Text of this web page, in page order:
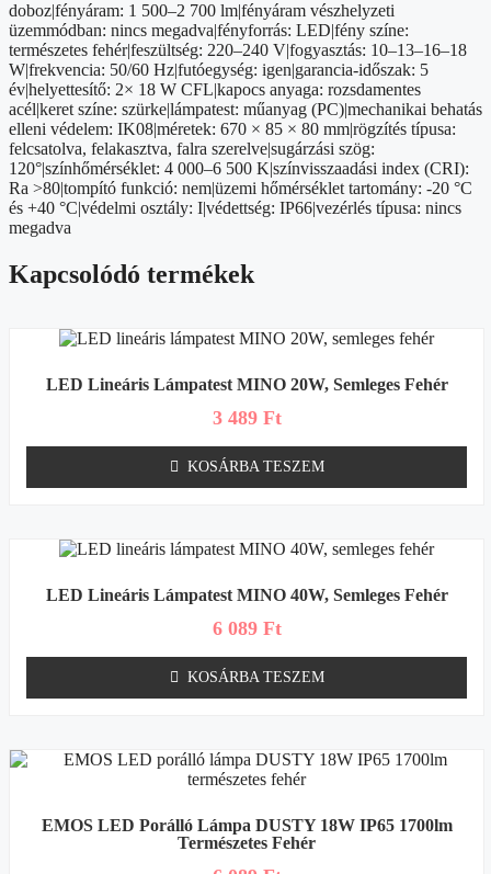
doboz|fényáram: 1 500–2 700 lm|fényáram vészhelyzeti
üzemmódban: nincs megadva|fényforrás: LED|fény színe:
természetes fehér|feszültség: 220–240 V|fogyasztás: 10–13–16–18
W|frekvencia: 50/60 Hz|futóegység: igen|garancia-időszak: 5
év|helyettesítő: 2× 18 W CFL|kapocs anyaga: rozsdamentes
acél|keret színe: szürke|lámpatest: műanyag (PC)|mechanikai behatás
elleni védelem: IK08|méretek: 670 × 85 × 80 mm|rögzítés típusa:
felcsatolva, felakasztva, falra szerelve|sugárzási szög:
120°|színhőmérséklet: 4 000–6 500 K|színvisszaadási index (CRI):
Ra >80|tompító funkció: nem|üzemi hőmérséklet tartomány: -20 °C
és +40 °C|védelmi osztály: I|védettség: IP66|vezérlés típusa: nincs
megadva
Kapcsolódó termékek
LED Lineáris Lámpatest MINO 20W, Semleges Fehér
3 489 Ft
KOSÁRBA TESZEM
LED Lineáris Lámpatest MINO 40W, Semleges Fehér
6 089 Ft
KOSÁRBA TESZEM
EMOS LED Porálló Lámpa DUSTY 18W IP65 1700lm
Természetes Fehér